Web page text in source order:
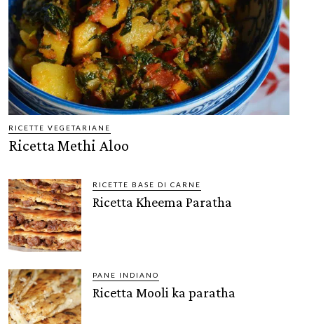
RICETTE VEGETARIANE
Ricetta Methi Aloo
RICETTE BASE DI CARNE
Ricetta Kheema Paratha
PANE INDIANO
Ricetta Mooli ka paratha